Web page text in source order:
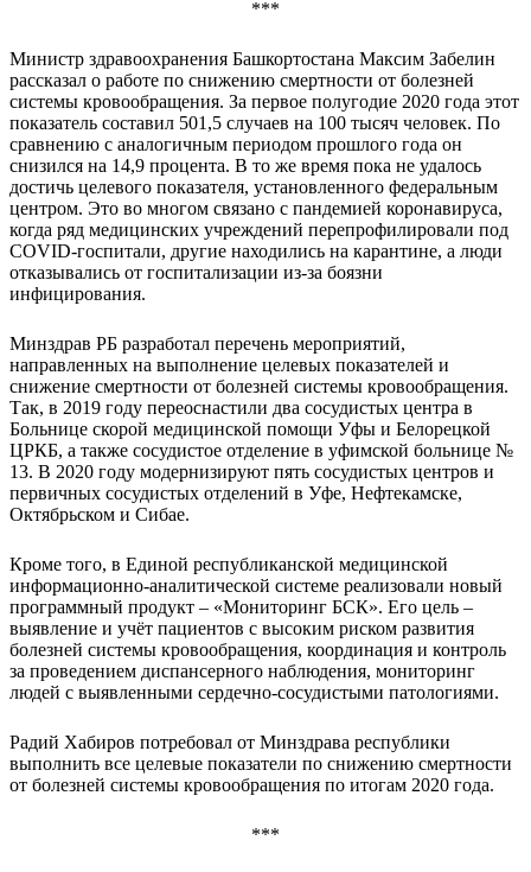
***
Министр здравоохранения Башкортостана Максим Забелин
рассказал о работе по снижению смертности от болезней
системы кровообращения. За первое полугодие 2020 года этот
показатель составил 501,5 случаев на 100 тысяч человек. По
сравнению с аналогичным периодом прошлого года он
снизился на 14,9 процента. В то же время пока не удалось
достичь целевого показателя, установленного федеральным
центром. Это во многом связано с пандемией коронавируса,
когда ряд медицинских учреждений перепрофилировали под
COVID-госпитали, другие находились на карантине, а люди
отказывались от госпитализации из-за боязни
инфицирования.
Минздрав РБ разработал перечень мероприятий,
направленных на выполнение целевых показателей и
снижение смертности от болезней системы кровообращения.
Так, в 2019 году переоснастили два сосудистых центра в
Больнице скорой медицинской помощи Уфы и Белорецкой
ЦРКБ, а также сосудистое отделение в уфимской больнице №
13. В 2020 году модернизируют пять сосудистых центров и
первичных сосудистых отделений в Уфе, Нефтекамске,
Октябрьском и Сибае.
Кроме того, в Единой республиканской медицинской
информационно-аналитической системе реализовали новый
программный продукт – «Мониторинг БСК». Его цель –
выявление и учёт пациентов с высоким риском развития
болезней системы кровообращения, координация и контроль
за проведением диспансерного наблюдения, мониторинг
людей с выявленными сердечно-сосудистыми патологиями.
Радий Хабиров потребовал от Минздрава республики
выполнить все целевые показатели по снижению смертности
от болезней системы кровообращения по итогам 2020 года.
***